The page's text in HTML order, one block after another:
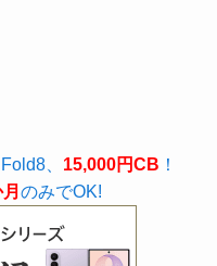
、 15,000円CB ！
のみでOK!